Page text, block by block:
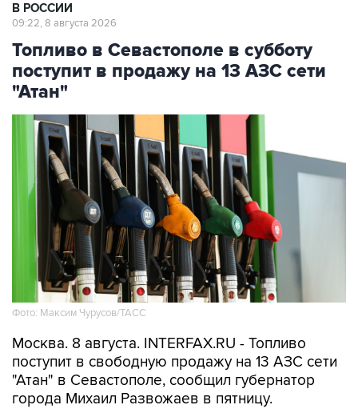
В РОССИИ
09:22, 8 августа 2026
Топливо в Севастополе в субботу
поступит в продажу на 13 АЗС сети
"Атан"
Фото: Максим Чурусов/ТАСС
Москва. 8 августа. INTERFAX.RU - Топливо
поступит в свободную продажу на 13 АЗС сети
"Атан" в Севастополе, сообщил губернатор
города Михаил Развожаев в пятницу.